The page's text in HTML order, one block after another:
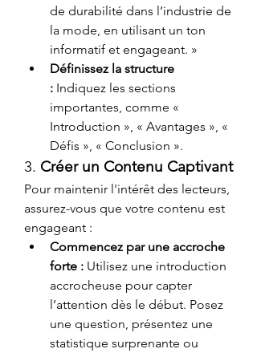
de durabilité dans l’industrie de
la mode, en utilisant un ton
informatif et engageant. »
Définissez la structure
: Indiquez les sections
importantes, comme «
Introduction », « Avantages », «
Défis », « Conclusion ».
3. Créer un Contenu Captivant
Pour maintenir l'intérêt des lecteurs,
assurez-vous que votre contenu est
engageant :
Commencez par une accroche
forte : Utilisez une introduction
accrocheuse pour capter
l’attention dès le début. Posez
une question, présentez une
statistique surprenante ou